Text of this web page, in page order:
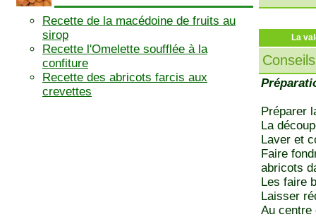
Recette de la macédoine de fruits au
sirop
Recette l'Omelette soufflée à la
confiture
Recette des abricots farcis aux
crevettes
La
Préparer
La
Laver et
Faire
abricots
Les faire
Laisser
Au centre